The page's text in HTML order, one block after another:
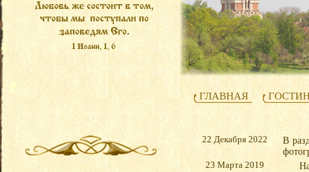
ГЛАВНАЯ
22 Декабря 2022
В
23 Марта 2019